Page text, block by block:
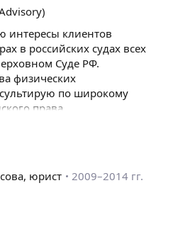
интересы клиентов
в российских судах всех
Суде PФ.
физических
по широкому
права.
владею английским
работы в ведущих
компаниях
юрист 2009–2014 гг.